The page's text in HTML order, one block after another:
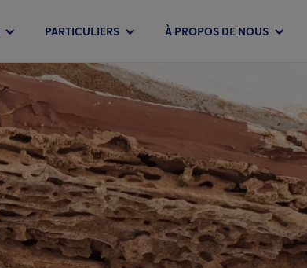
PARTICULIERS À PROPOS DE NOUS